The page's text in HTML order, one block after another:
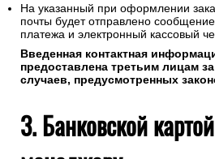
На указанный при оформлении
почты будет отправлено
платежа и электронный кассовый
Введенная контактная
предоставлена третьим лицам
случаев, предусмотренных
3. Банковской